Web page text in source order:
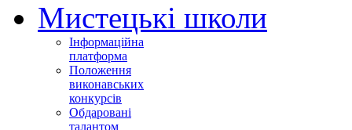
Мистецькі школи
Інформаційна
платформа
Положення
виконавських
конкурсів
Обдаровані
талантом